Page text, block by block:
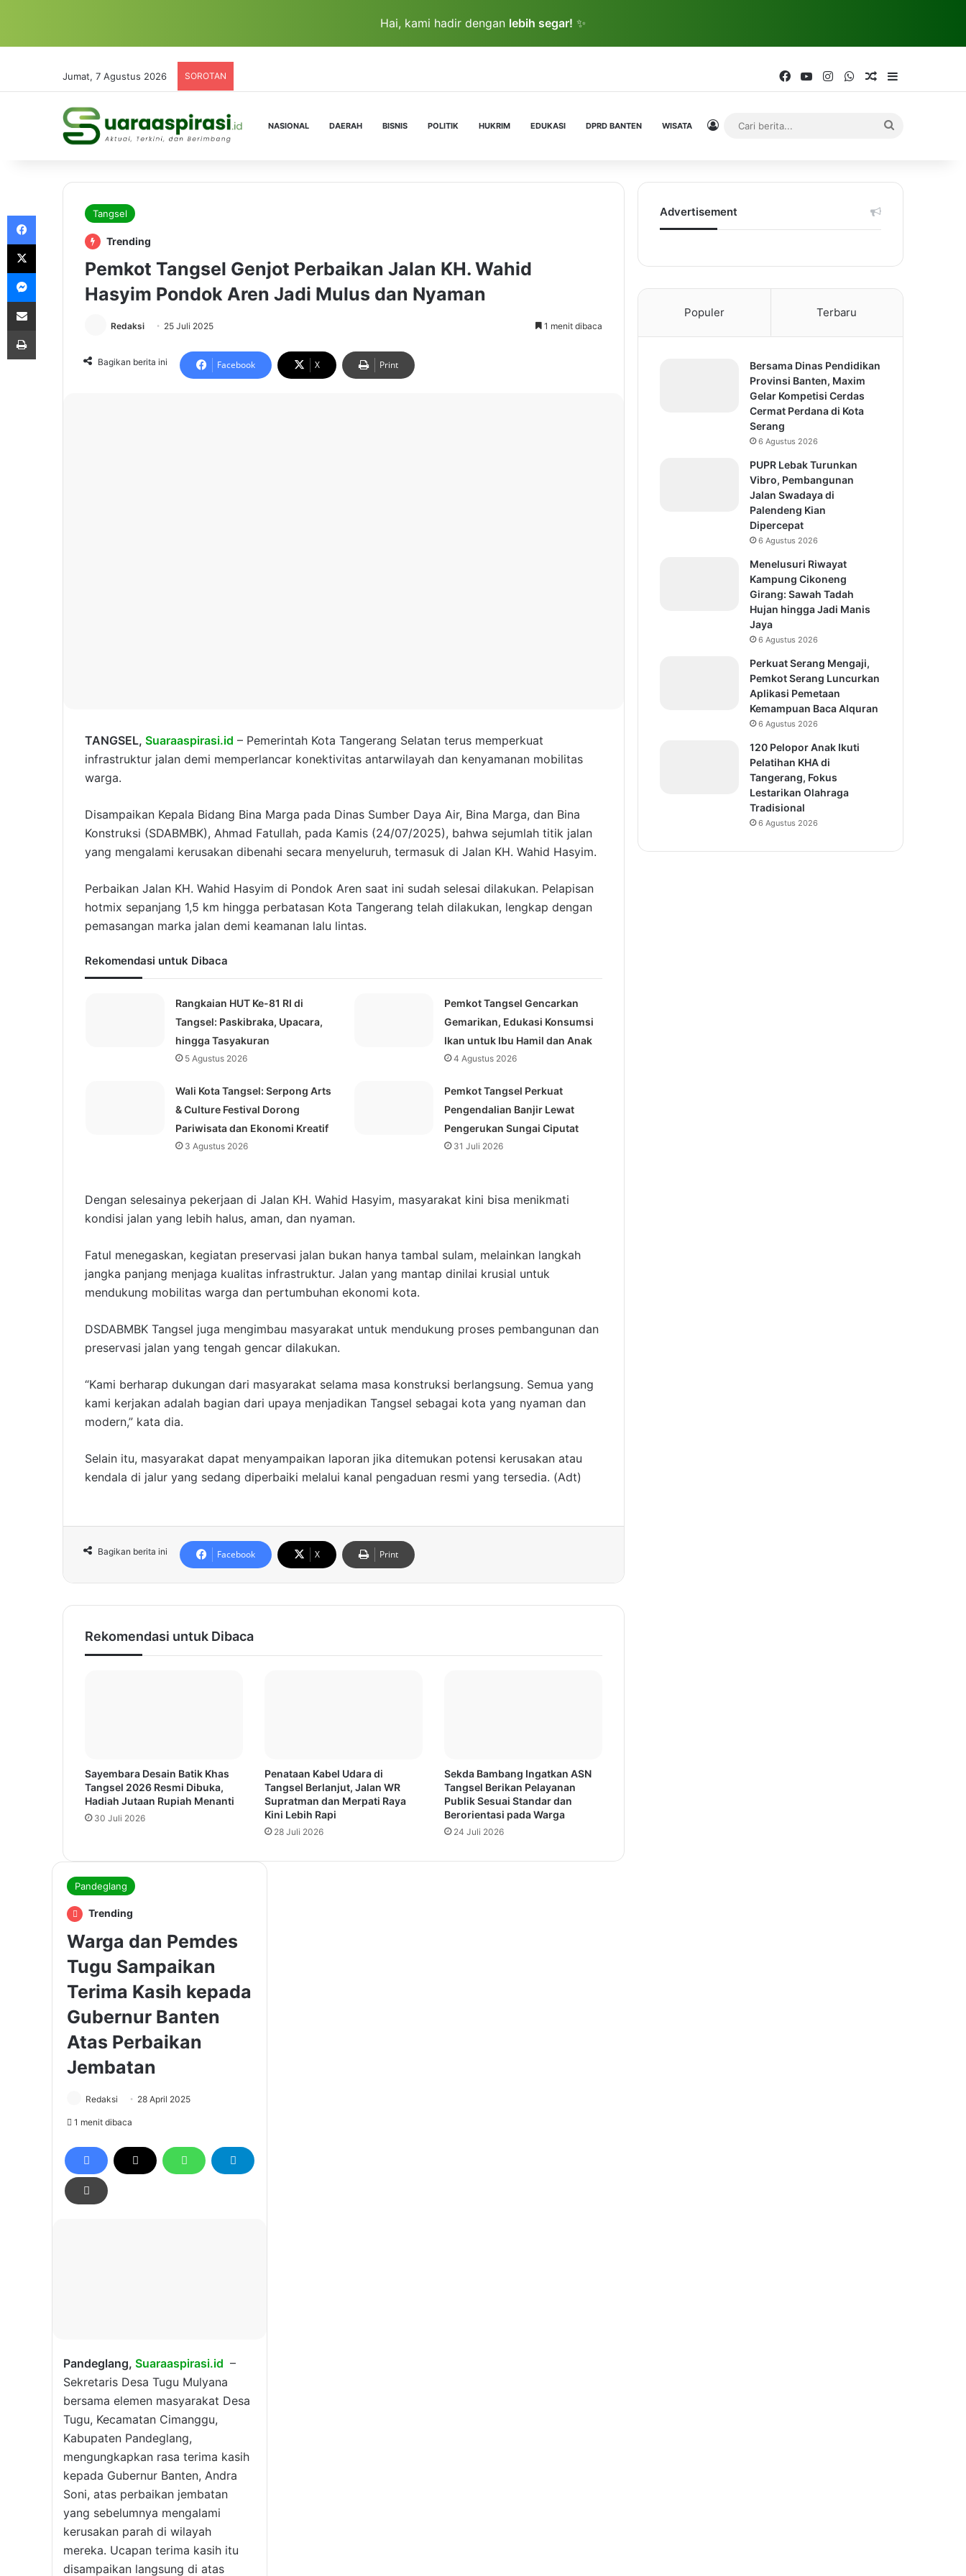
Hai, kami hadir dengan lebih segar! ✨
Jumat, 7 Agustus 2026 SOROTAN FacebookYouTubeInstagramWhatsAppRandom Article
NASIONAL DAERAH BISNIS POLITIK HUKRIM EDUKASI DPRD BANTEN WISATA Log In
Tangsel
Trending
Pemkot Tangsel Genjot Perbaikan Jalan KH. Wahid
Hasyim Pondok Aren Jadi Mulus dan Nyaman
Redaksi 25 Juli 2025 1 menit dibaca
Bagikan berita ini Facebook X Print
TANGSEL, Suaraaspirasi.id – Pemerintah Kota Tangerang Selatan terus memperkuat
infrastruktur jalan demi memperlancar konektivitas antarwilayah dan kenyamanan mobilitas
warga.
Disampaikan Kepala Bidang Bina Marga pada Dinas Sumber Daya Air, Bina Marga, dan Bina
Konstruksi (SDABMBK), Ahmad Fatullah, pada Kamis (24/07/2025), bahwa sejumlah titik jalan
yang mengalami kerusakan dibenahi secara menyeluruh, termasuk di Jalan KH. Wahid Hasyim.
Perbaikan Jalan KH. Wahid Hasyim di Pondok Aren saat ini sudah selesai dilakukan. Pelapisan
hotmix sepanjang 1,5 km hingga perbatasan Kota Tangerang telah dilakukan, lengkap dengan
pemasangan marka jalan demi keamanan lalu lintas.
Rekomendasi untuk Dibaca
Rangkaian HUT Ke-81 RI di
Tangsel: Paskibraka, Upacara,
hingga Tasyakuran
5 Agustus 2026
Pemkot Tangsel Gencarkan
Gemarikan, Edukasi Konsumsi
Ikan untuk Ibu Hamil dan Anak
4 Agustus 2026
Wali Kota Tangsel: Serpong Arts
& Culture Festival Dorong
Pariwisata dan Ekonomi Kreatif
3 Agustus 2026
Pemkot Tangsel Perkuat
Pengendalian Banjir Lewat
Pengerukan Sungai Ciputat
31 Juli 2026
Dengan selesainya pekerjaan di Jalan KH. Wahid Hasyim, masyarakat kini bisa menikmati
kondisi jalan yang lebih halus, aman, dan nyaman.
Fatul menegaskan, kegiatan preservasi jalan bukan hanya tambal sulam, melainkan langkah
jangka panjang menjaga kualitas infrastruktur. Jalan yang mantap dinilai krusial untuk
mendukung mobilitas warga dan pertumbuhan ekonomi kota.
DSDABMBK Tangsel juga mengimbau masyarakat untuk mendukung proses pembangunan dan
preservasi jalan yang tengah gencar dilakukan.
“Kami berharap dukungan dari masyarakat selama masa konstruksi berlangsung. Semua yang
kami kerjakan adalah bagian dari upaya menjadikan Tangsel sebagai kota yang nyaman dan
modern,” kata dia.
Selain itu, masyarakat dapat menyampaikan laporan jika ditemukan potensi kerusakan atau
kendala di jalur yang sedang diperbaiki melalui kanal pengaduan resmi yang tersedia. (Adt)
Bagikan berita ini Facebook X Print
Rekomendasi untuk Dibaca
Sayembara Desain Batik Khas
Tangsel 2026 Resmi Dibuka,
Hadiah Jutaan Rupiah Menanti
30 Juli 2026
Penataan Kabel Udara di
Tangsel Berlanjut, Jalan WR
Supratman dan Merpati Raya
Kini Lebih Rapi
28 Juli 2026
Sekda Bambang Ingatkan ASN
Tangsel Berikan Pelayanan
Publik Sesuai Standar dan
Berorientasi pada Warga
24 Juli 2026
Advertisement
Populer Terbaru
Bersama Dinas Pendidikan
Provinsi Banten, Maxim
Gelar Kompetisi Cerdas
Cermat Perdana di Kota
Serang
6 Agustus 2026
PUPR Lebak Turunkan
Vibro, Pembangunan
Jalan Swadaya di
Palendeng Kian
Dipercepat
6 Agustus 2026
Menelusuri Riwayat
Kampung Cikoneng
Girang: Sawah Tadah
Hujan hingga Jadi Manis
Jaya
6 Agustus 2026
Perkuat Serang Mengaji,
Pemkot Serang Luncurkan
Aplikasi Pemetaan
Kemampuan Baca Alquran
6 Agustus 2026
120 Pelopor Anak Ikuti
Pelatihan KHA di
Tangerang, Fokus
Lestarikan Olahraga
Tradisional
6 Agustus 2026
Messenger